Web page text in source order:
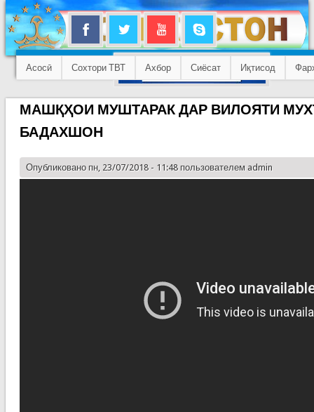
Асосӣ Сохтори ТВТ Ахбор Сиёсат Иқтисод
МАШҚҲОИ МУШТАРАК ДАР ВИЛОЯТИ
БАДАХШОН
Опубликовано пн, 23/07/2018 - 11:48 пользователем admin